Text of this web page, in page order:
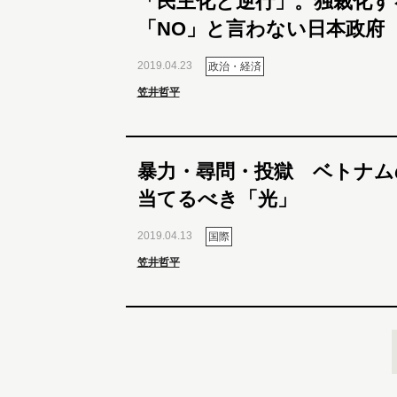
「NO」と言わない日本政府
2019.04.23 政治・経済
笠井哲平
暴力・尋問・投獄 ベトナム
当てるべき「光」
2019.04.13 国際
笠井哲平